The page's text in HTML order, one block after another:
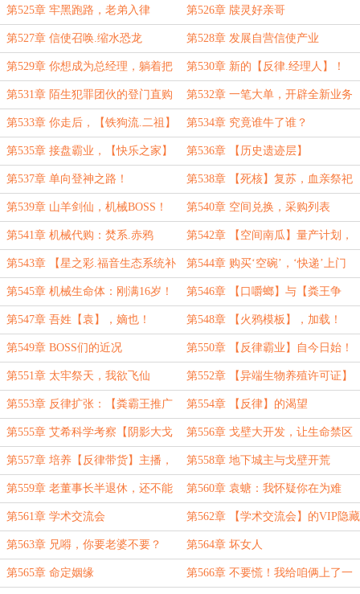
道！！！ 案告破
第525章 牢黑跑路，老弟入律 第526章 牍灵好亲哥
第527章 信使召唤.缩水恐龙 第528章 发展自营信使产业
第529章 你想成为总经理，躺着把
饭给吃了吗？
第530章 新的【反律.经理人】！
第531章 陌生犯罪团伙的登门直购 第532章 一笔大单，开辟全新业务
领域
第533章 你走后，【铁狗流.二祖】
篡位成功！
第534章 究竟谁牛了谁？
第535章 接盘霸业，【快乐之家】
合伙人
第536章 【历史遗迹层】
第537章 单向登神之路！ 第538章 【死核】复苏，血亲祭祀
第539章 山羊剑仙，机械BOSS！ 第540章 空间兑换，采购列表
第541章 机械代购：焚系.赤鸦 第542章 【空间南瓜】量产计划，
初步破产！
第543章 【星之彩.福音生态系统补
完计划】
第544章 购买‘空碗’，‘快递’上门
第545章 机械生命体：刚满16岁！ 第546章 【口嚼螂】与【粪王争
霸】
第547章 吾姓【袁】，嫡也！ 第548章 【火鸦模板】，加载！
第549章 BOSS们的近况 第550章 【反律霸业】自今日始！
第551章 太牢祭天，我欲飞仙 第552章 【异端生物养殖许可证】
第553章 反律扩张：【粪霸王推广
计划书】
第554章 【反律】的渴望
第555章 艾希科学考察【阴影大戈
壁】
第556章 戈壁大开发，让生命禁区
变成地精伊甸园！
第557章 培养【反律带货】主播，
开拓广阔泡沫
第558章 地下城主与戈壁开荒
第559章 老董事长半退休，还不能
享受享受了？
第560章 袁螗：我怀疑你在为难
我！
第561章 学术交流会 第562章 【学术交流会】的VIP隐藏
模式
第563章 兄嘚，你要老婆不要？ 第564章 坏女人
第565章 命定姻缘 第566章 不要慌！我给咱俩上了一